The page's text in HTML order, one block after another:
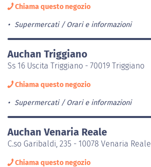
Chiama questo negozio
Supermercati Orari e informazioni
Auchan Triggiano
Ss 16 Uscita Triggiano - 70019 Triggiano
Chiama questo negozio
Supermercati Orari e informazioni
Auchan Venaria Reale
C.so Garibaldi, 235 - 10078 Venaria Reale
Chiama questo negozio